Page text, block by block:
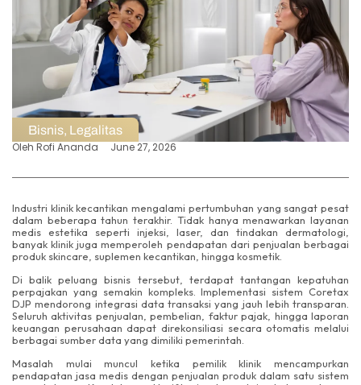
Bisnis, Legalitas
Oleh Rofi Ananda June 27, 2026
Industri klinik kecantikan mengalami pertumbuhan yang sangat pesat
dalam beberapa tahun terakhir. Tidak hanya menawarkan layanan
medis estetika seperti injeksi, laser, dan tindakan dermatologi,
banyak klinik juga memperoleh pendapatan dari penjualan berbagai
produk skincare, suplemen kecantikan, hingga kosmetik.
Di balik peluang bisnis tersebut, terdapat tantangan kepatuhan
perpajakan yang semakin kompleks. Implementasi sistem Coretax
DJP mendorong integrasi data transaksi yang jauh lebih transparan.
Seluruh aktivitas penjualan, pembelian, faktur pajak, hingga laporan
keuangan perusahaan dapat direkonsiliasi secara otomatis melalui
berbagai sumber data yang dimiliki pemerintah.
Masalah mulai muncul ketika pemilik klinik mencampurkan
pendapatan jasa medis dengan penjualan produk dalam satu sistem